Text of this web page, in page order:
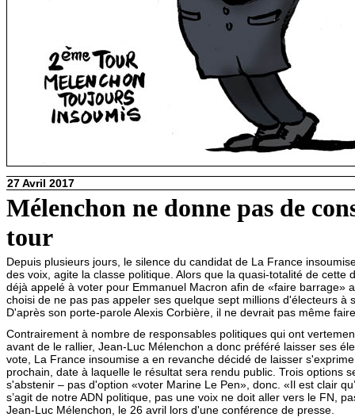
27 Avril 2017
Mélenchon ne donne pas de
tour
Depuis plusieurs jours, le silence du candidat de La France
des voix, agite la classe politique. Alors que la quasi-totalité de
déjà appelé à voter pour Emmanuel Macron afin de «faire barrage»
choisi de ne pas pas appeler ses quelque sept millions d'électeurs
D'après son porte-parole Alexis Corbière, il ne devrait pas même
Contrairement à nombre de responsables politiques qui ont
avant de le rallier, Jean-Luc Mélenchon a donc préféré laisser ses
vote, La France insoumise a en revanche décidé de laisser
prochain, date à laquelle le résultat sera rendu public. Trois options
s'abstenir – pas d'option «voter Marine Le Pen», donc. «Il est clair
s’agit de notre ADN politique, pas une voix ne doit aller vers le FN,
Jean-Luc Mélenchon, le 26 avril lors d'une conférence de presse.